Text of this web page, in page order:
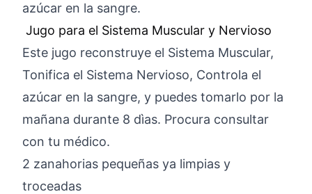
azúcar en la sangre.
Jugo para el Sistema Muscular y Nervioso
Este jugo reconstruye el Sistema Muscular,
Tonifica el Sistema Nervioso, Controla el
azúcar en la sangre, y puedes tomarlo por la
mañana durante 8 dìas. Procura consultar
con tu médico.
2 zanahorias pequeñas ya limpias y
troceadas